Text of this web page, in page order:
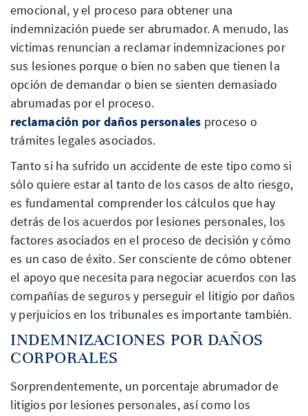
emocional, y el proceso para obtener una
indemnización puede ser abrumador. A menudo, las
víctimas renuncian a reclamar indemnizaciones por
sus lesiones porque o bien no saben que tienen la
opción de demandar o bien se sienten demasiado
abrumadas por el proceso.
reclamación por daños personales proceso o
trámites legales asociados.
Tanto si ha sufrido un accidente de este tipo como si
sólo quiere estar al tanto de los casos de alto riesgo,
es fundamental comprender los cálculos que hay
detrás de los acuerdos por lesiones personales, los
factores asociados en el proceso de decisión y cómo
es un caso de éxito. Ser consciente de cómo obtener
el apoyo que necesita para negociar acuerdos con las
compañías de seguros y perseguir el litigio por daños
y perjuicios en los tribunales es importante también.
INDEMNIZACIONES POR DAÑOS
CORPORALES
Sorprendentemente, un porcentaje abrumador de
litigios por lesiones personales, así como los